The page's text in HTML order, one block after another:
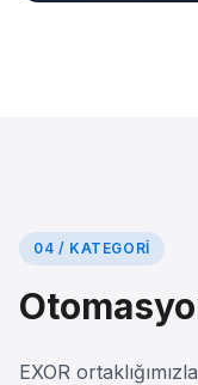
04 / KATEGORI
EXOR